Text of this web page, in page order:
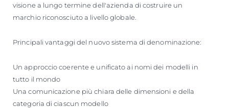
visione a lungo termine dell'azienda di costruire un
marchio riconosciuto a livello globale.
Principali vantaggi del nuovo sistema di denominazione:
Un approccio coerente e unificato ai nomi dei modelli in
tutto il mondo
Una comunicazione più chiara delle dimensioni e della
categoria di ciascun modello